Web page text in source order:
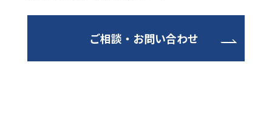
ご相談・お問い合わせ